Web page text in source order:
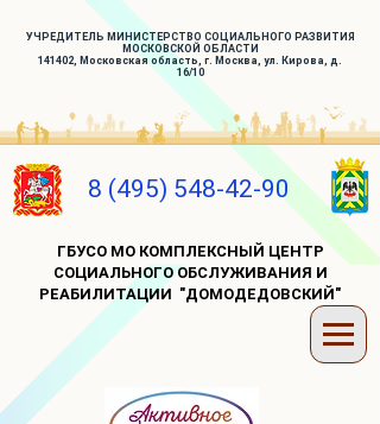
УЧРЕДИТЕЛЬ МИНИСТЕРСТВО СОЦИАЛЬНОГО РАЗВИТИЯ
МОСКОВСКОЙ ОБЛАСТИ
141402, Московская область, г. Москва, ул. Кирова, д.
16/10
8 (495) 548-42-90
ГБУСО МО КОМПЛЕКСНЫЙ ЦЕНТР
СОЦИАЛЬНОГО ОБСЛУЖИВАНИЯ И
РЕАБИЛИТАЦИИ "ДОМОДЕДОВСКИЙ"